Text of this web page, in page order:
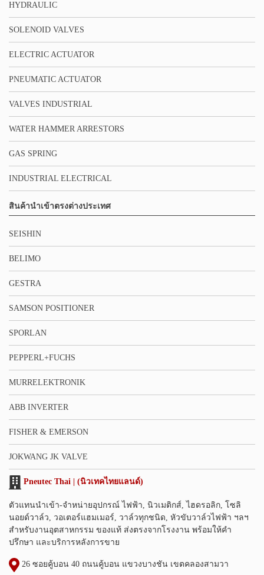
HYDRAULIC
SOLENOID VALVES
ELECTRIC ACTUATOR
PNEUMATIC ACTUATOR
VALVES INDUSTRIAL
WATER HAMMER ARRESTORS
GAS SPRING
INDUSTRIAL ELECTRICAL
สินค้านำเข้าตรงต่างประเทศ
SEISHIN
BELIMO
GESTRA
SAMSON POSITIONER
SPORLAN
PEPPERL+FUCHS
MURRELEKTRONIK
ABB INVERTER
FISHER & EMERSON
JOKWANG JK VALVE
Pneutec Thai | (นิวเทคไทยแลนด์)
ตัวแทนนำเข้า-จำหน่ายอุปกรณ์ ไฟฟ้า, นิวเมติกส์, ไฮดรอลิก, โซลิ
นอยด์วาล์ว, วอเตอร์แฮมเมอร์, วาล์วทุกชนิด, หัวขับวาล์วไฟฟ้า ฯลฯ
สำหรับงานอุตสาหกรรม ของแท้ ส่งตรงจากโรงงาน พร้อมให้คำ
ปรึกษา และบริการหลังการขาย
26 ซอยคู้บอน 40 ถนนคู้บอน แขวงบางชัน เขตคลองสามวา